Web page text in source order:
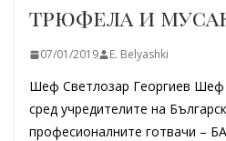
трюфела и
07/01/2019 E. Belyashki
Шеф Светлозар Георгиев Шеф
сред учредителите на
професионалните готвачи –